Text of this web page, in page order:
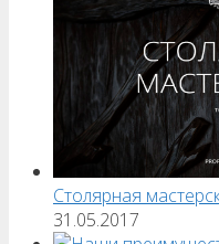
Столярная
31.05.2017